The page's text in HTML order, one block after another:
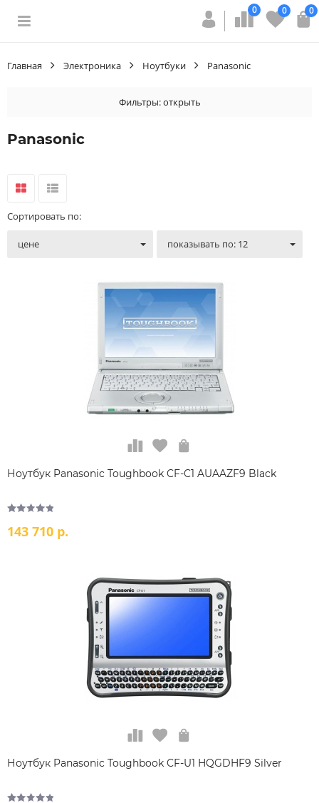
0 0 0
Главная Электроника Ноутбуки Panasonic
Фильтры:открыть
Panasonic
Сортировать по:
цене показывать по: 12
Ноутбук Panasonic Toughbook CF-C1 AUAAZF9 Black
143 710 р.
Ноутбук Panasonic Toughbook CF-U1 HQGDHF9 Silver